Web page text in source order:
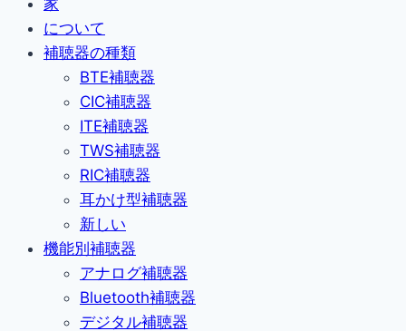
について
補聴器の種類
BTE補聴器
CIC補聴器
ITE補聴器
TWS補聴器
RIC補聴器
耳かけ型補聴器
新しい
機能別補聴器
アナログ補聴器
Bluetooth補聴器
デジタル補聴器